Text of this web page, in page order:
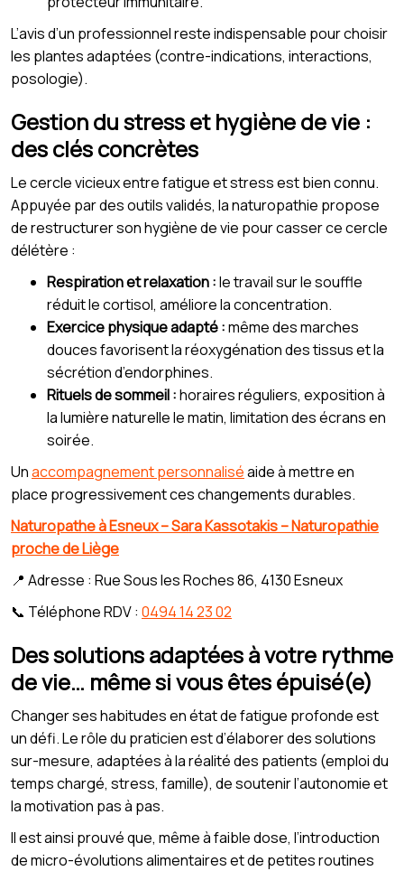
L’avis d’un professionnel reste indispensable pour choisir
les plantes adaptées (contre-indications, interactions,
posologie).
Gestion du stress et hygiène de vie :
des clés concrètes
Le cercle vicieux entre fatigue et stress est bien connu.
Appuyée par des outils validés, la naturopathie propose
de restructurer son hygiène de vie pour casser ce cercle
délétère :
Respiration et relaxation :le travail sur le souffle
réduit le cortisol, améliore la concentration.
Exercice physique adapté :même des marches
douces favorisent la réoxygénation des tissus et la
sécrétion d’endorphines.
Rituels de sommeil :horaires réguliers, exposition à
la lumière naturelle le matin, limitation des écrans en
soirée.
Unaccompagnement personnaliséaide à mettre en
place progressivement ces changements durables.
Naturopathe à Esneux – Sara Kassotakis – Naturopathie
proche de Liège
📍 Adresse : Rue Sous les Roches 86, 4130 Esneux
📞 Téléphone RDV : 0494 14 23 02
Des solutions adaptées à votre rythme
de vie… même si vous êtes épuisé(e)
Changer ses habitudes en état de fatigue profonde est
un défi. Le rôle du praticien est d’élaborer des solutions
sur-mesure, adaptées à la réalité des patients (emploi du
temps chargé, stress, famille), de soutenir l’autonomie et
la motivation pas à pas.
Il est ainsi prouvé que, même à faible dose, l’introduction
de micro-évolutions alimentaires et de petites routines